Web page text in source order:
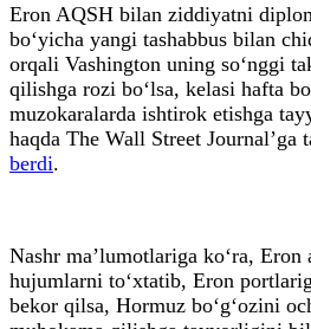
Eron AQSH bilan ziddiyatni
bo‘yicha yangi tashabbus bilan
orqali Vashington uning so‘nggi
qilishga rozi bo‘lsa, kelasi hafta
muzokaralarda ishtirok etishga
haqda The Wall Street Journal’ga
berdi.
Nashr ma’lumotlariga ko‘ra,
hujumlarni to‘xtatib, Eron
bekor qilsa, Hormuz bo‘g‘ozini